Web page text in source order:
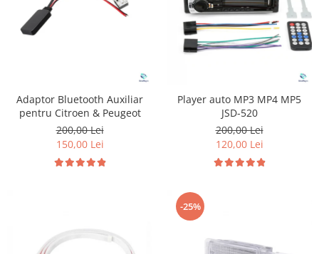
Adaptor Bluetooth Auxiliar
pentru Citroen & Peugeot
200,00 Lei
150,00 Lei
Player auto MP3 MP4 MP5
JSD-520
200,00 Lei
120,00 Lei
-25%